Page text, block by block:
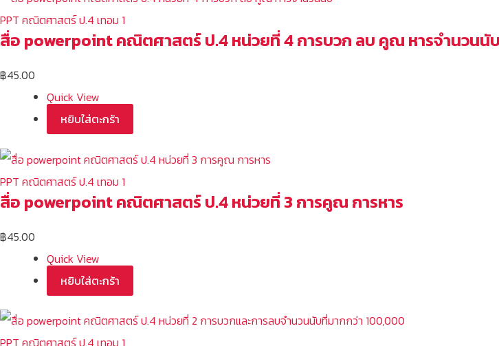
PPT คณิตศาสตร์ ป.4 เทอม 1
สื่อ powerpoint คณิตศาสตร์ ป.4 หน่วยที่ 4 การบวก ลบ คูณ หารจำนวนนับ
฿45.00
Quick View
หยิบใส่ตะกร้า
PPT คณิตศาสตร์ ป.4 เทอม 1
สื่อ powerpoint คณิตศาสตร์ ป.4 หน่วยที่ 3 การคูณ การหาร
฿45.00
Quick View
หยิบใส่ตะกร้า
PPT คณิตศาสตร์ ป.4 เทอม 1